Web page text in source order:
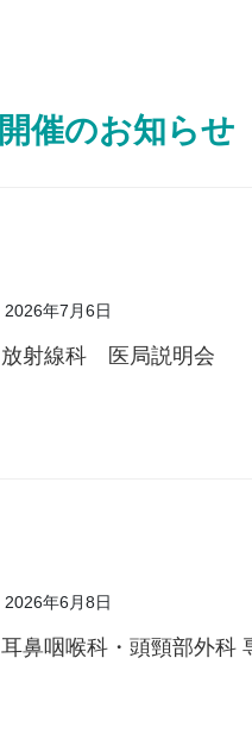
開催のお知らせ
2026年7月6日
放射線科 医局説明会
2026年6月8日
耳鼻咽喉科・頭頸部外科